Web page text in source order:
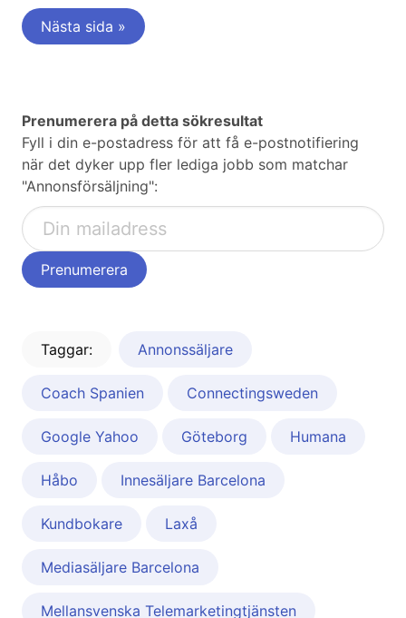
Nästa sida »
Prenumerera på detta sökresultat
Fyll i din e-postadress för att få e-postnotifiering
när det dyker upp fler lediga jobb som matchar
"Annonsförsäljning":
Taggar: Annonssäljare
Coach Spanien Connectingsweden
Google Yahoo Göteborg Humana
Håbo Innesäljare Barcelona
Kundbokare Laxå
Mediasäljare Barcelona
Mellansvenska Telemarketingtjänsten